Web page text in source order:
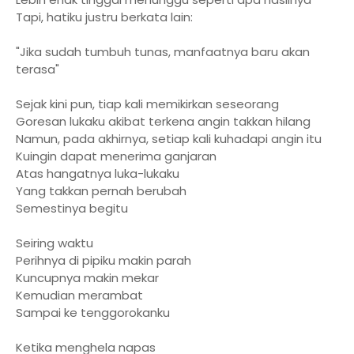
Tapi, hatiku justru berkata lain:
"Jika sudah tumbuh tunas, manfaatnya baru akan
terasa"
Sejak kini pun, tiap kali memikirkan seseorang
Goresan lukaku akibat terkena angin takkan hilang
Namun, pada akhirnya, setiap kali kuhadapi angin itu
Kuingin dapat menerima ganjaran
Atas hangatnya luka-lukaku
Yang takkan pernah berubah
Semestinya begitu
Seiring waktu
Perihnya di pipiku makin parah
Kuncupnya makin mekar
Kemudian merambat
Sampai ke tenggorokanku
Ketika menghela napas